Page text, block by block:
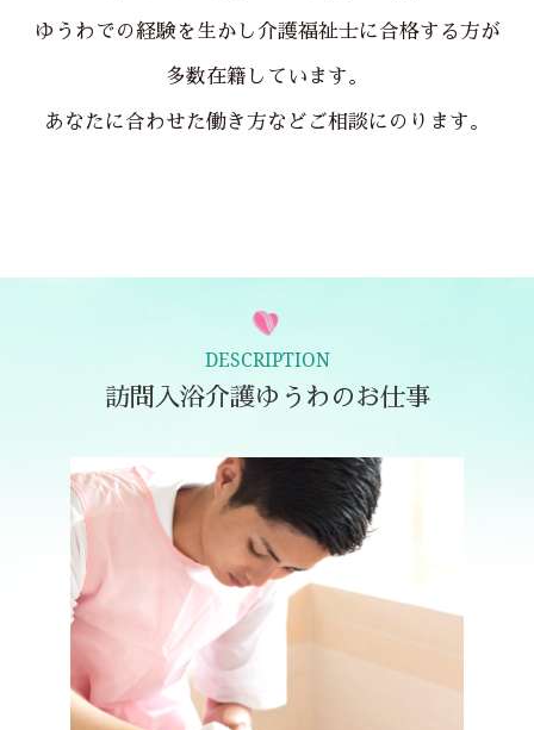
ゆうわでの経験を生かし介護福祉士に合格する方が
多数在籍しています。
あなたに合わせた働き方などご相談にのります。
DESCRIPTION
訪問入浴介護ゆうわのお仕事